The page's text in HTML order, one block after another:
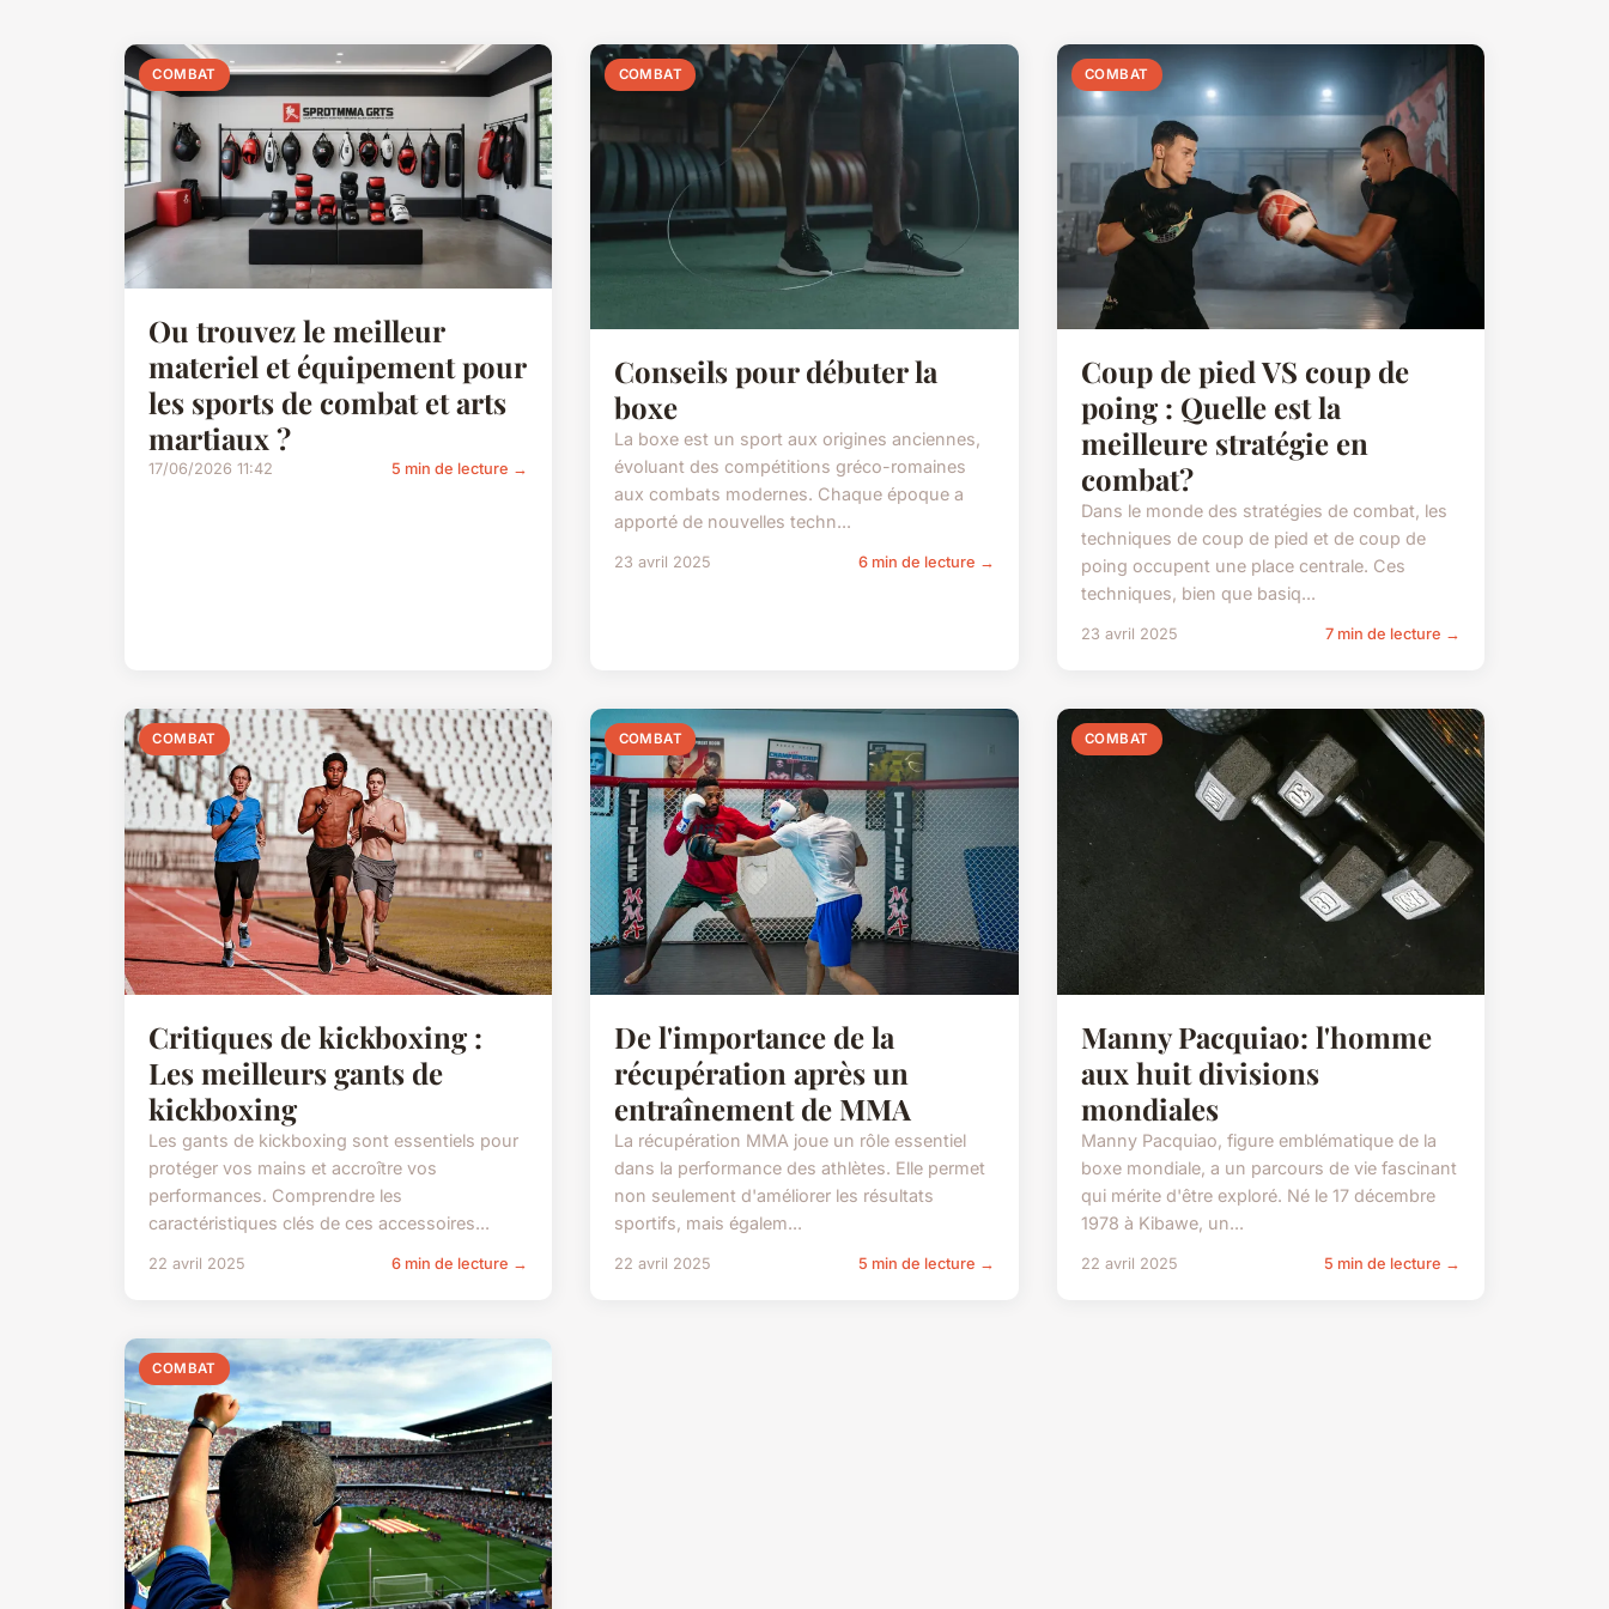
COMBAT
Ou trouvez le meilleur
materiel et équipement pour
les sports de combat et arts
martiaux ?
17/06/2026 11:42 5 min de lecture →
COMBAT
Conseils pour débuter la
boxe
La boxe est un sport aux origines anciennes,
évoluant des compétitions gréco-romaines
aux combats modernes. Chaque époque a
apporté de nouvelles techn...
23 avril 2025 6 min de lecture →
COMBAT
Coup de pied VS coup de
poing : Quelle est la
meilleure stratégie en
combat?
Dans le monde des stratégies de combat, les
techniques de coup de pied et de coup de
poing occupent une place centrale. Ces
techniques, bien que basiq...
23 avril 2025 7 min de lecture →
COMBAT
Critiques de kickboxing :
Les meilleurs gants de
kickboxing
Les gants de kickboxing sont essentiels pour
protéger vos mains et accroître vos
performances. Comprendre les
caractéristiques clés de ces accessoires...
22 avril 2025 6 min de lecture →
COMBAT
De l'importance de la
récupération après un
entraînement de MMA
La récupération MMA joue un rôle essentiel
dans la performance des athlètes. Elle permet
non seulement d'améliorer les résultats
sportifs, mais égalem...
22 avril 2025 5 min de lecture →
COMBAT
Manny Pacquiao: l'homme
aux huit divisions
mondiales
Manny Pacquiao, figure emblématique de la
boxe mondiale, a un parcours de vie fascinant
qui mérite d'être exploré. Né le 17 décembre
1978 à Kibawe, un...
22 avril 2025 5 min de lecture →
COMBAT